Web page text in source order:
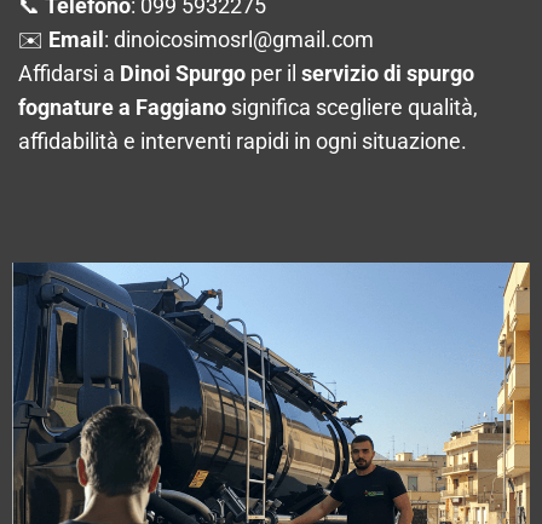
📞 Telefono: 099 5932275
✉️ Email : dinoicosimosrl@gmail.com
Affidarsi a Dinoi Spurgo per il servizio di spurgo
fognature a Faggiano significa scegliere qualità,
affidabilità e interventi rapidi in ogni situazione.